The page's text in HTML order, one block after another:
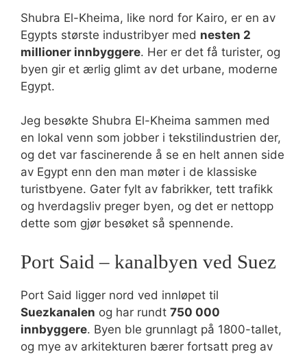
Shubra El-Kheima, like nord for Kairo, er en av
Egypts største industribyer med nesten 2
millioner innbyggere. Her er det få turister, og
byen gir et ærlig glimt av det urbane, moderne
Egypt.
Jeg besøkte Shubra El-Kheima sammen med
en lokal venn som jobber i tekstilindustrien der,
og det var fascinerende å se en helt annen side
av Egypt enn den man møter i de klassiske
turistbyene. Gater fylt av fabrikker, tett trafikk
og hverdagsliv preger byen, og det er nettopp
dette som gjør besøket så spennende.
Port Said – kanalbyen ved Suez
Port Said ligger nord ved innløpet til
Suezkanalen og har rundt 750 000
innbyggere. Byen ble grunnlagt på 1800-tallet,
og mye av arkitekturen bærer fortsatt preg av